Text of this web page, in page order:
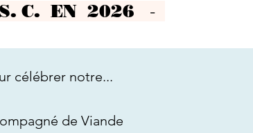
C. EN 2026 -
célébrer notre...
de Viande